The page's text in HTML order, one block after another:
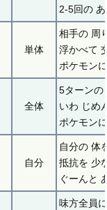
2-5回の
単体
相手の 周
浮かべて
ポケモン
全体
5ターンの
いわ じめ
ポケモン
自分
自分の 体
抵抗を 少
ぐーんと
味方全員